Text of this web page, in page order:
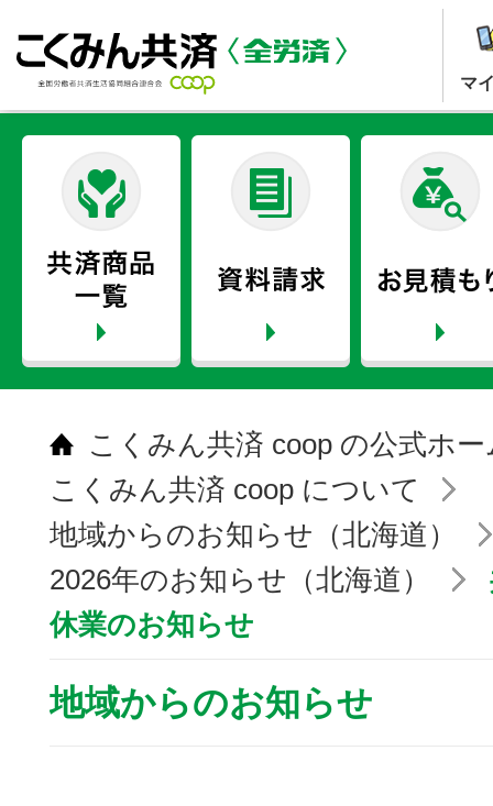
マ
こくみん共済 coop の公式ホ
こくみん共済 coop について
地域からのお知らせ（北海道）
2026年のお知らせ（北海道）
休業のお知らせ
地域からのお知らせ